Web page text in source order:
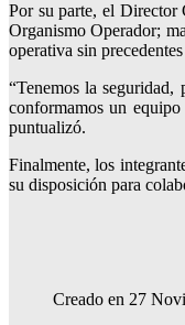
Por su parte, el Director
Organismo Operador;
operativa sin
“Tenemos la
conformamos un
puntualizó.
Finalmente, los
su disposición para
Creado en 27